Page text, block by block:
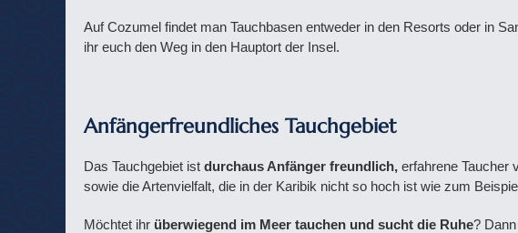
Auf Cozumel findet man Tauchbasen entweder in den Resorts oder in
ihr euch den Weg in den Hauptort der Insel.
Anfängerfreundliches Tauchgebiet
Das Tauchgebiet ist durchaus Anfänger freundlich, erfahrene Taucher
sowie die Artenvielfalt, die in der Karibik nicht so hoch ist wie zum
Möchtet ihr überwiegend im Meer tauchen und sucht die Ruhe?